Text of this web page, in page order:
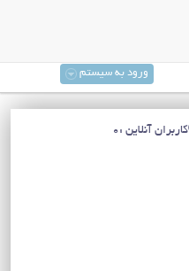
ورود به سیستم
کاربران آنلاین :0